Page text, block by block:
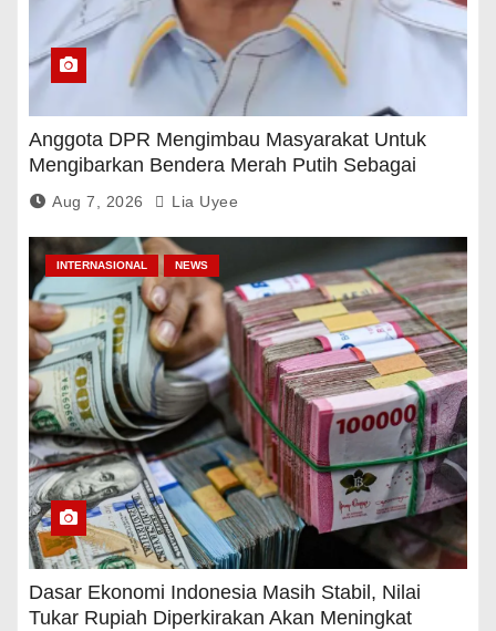
Anggota DPR Mengimbau Masyarakat Untuk
Mengibarkan Bendera Merah Putih Sebagai
Tanda Rasa Terima Kasih
Aug 7, 2026 Lia Uyee
INTERNASIONAL NEWS
Dasar Ekonomi Indonesia Masih Stabil, Nilai
Tukar Rupiah Diperkirakan Akan Meningkat